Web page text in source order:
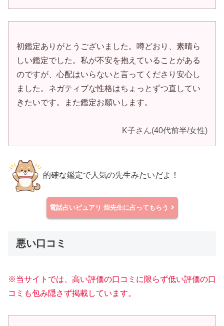
初鑑定ありがとうございました。噂どおり、素晴ら
しい鑑定でした。私が不安を抱えていることがある
のですが、心配はいらないと言ってくださり安心し
ました。ネガティブな性格はちょっとずつ直してい
きたいです。また鑑定お願いします。
K子さん(40代前半/女性)
的確な鑑定で人気の先生みたいだよ！
電話占いピュアリ 煌先生に占ってもらう
悪い口コミ
※当サイトでは、高い評価の口コミに限らず低い評価の口
コミも包み隠さず掲載しています。